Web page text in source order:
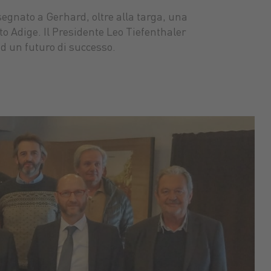
a Gerhard, oltre alla targa, una
Adige. Il Presidente Leo Tiefenthaler
un futuro di successo.